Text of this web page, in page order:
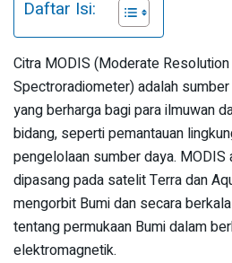
Daftar Isi:
Citra MODIS (Moderate
Spectroradiometer) adalah
yang berharga bagi para ilmuwan
bidang, seperti pemantauan
pengelolaan sumber daya.
dipasang pada satelit Terra dan
mengorbit Bumi dan secara
tentang permukaan Bumi dalam
elektromagnetik.